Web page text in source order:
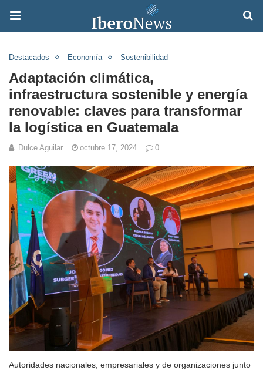
Destacados Economía Sostenibilidad
Adaptación climática,
infraestructura sostenible y energía
renovable: claves para transformar
la logística en Guatemala
Dulce Aguilar octubre 17, 2024 0
Autoridades nacionales, empresariales y de organizaciones junto